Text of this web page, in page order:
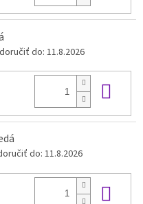
do:11.8.2026
do:11.8.2026